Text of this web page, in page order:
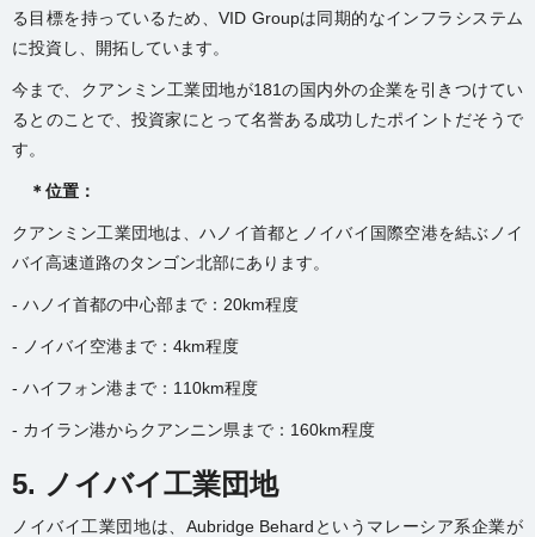
る目標を持っているため、VID Groupは同期的なインフラシステム
に投資し、開拓しています。
今まで、クアンミン工業団地が181の国内外の企業を引きつけてい
るとのことで、投資家にとって名誉ある成功したポイントだそうで
す。
＊位置：
クアンミン工業団地は、ハノイ首都とノイバイ国際空港を結ぶノイ
バイ高速道路のタンゴン北部にあります。
- ハノイ首都の中心部まで：20km程度
- ノイバイ空港まで：4km程度
- ハイフォン港まで：110km程度
- カイラン港からクアンニン県まで：160km程度
5. ノイバイ工業団地
ノイバイ工業団地は、Aubridge Behardというマレーシア系企業が